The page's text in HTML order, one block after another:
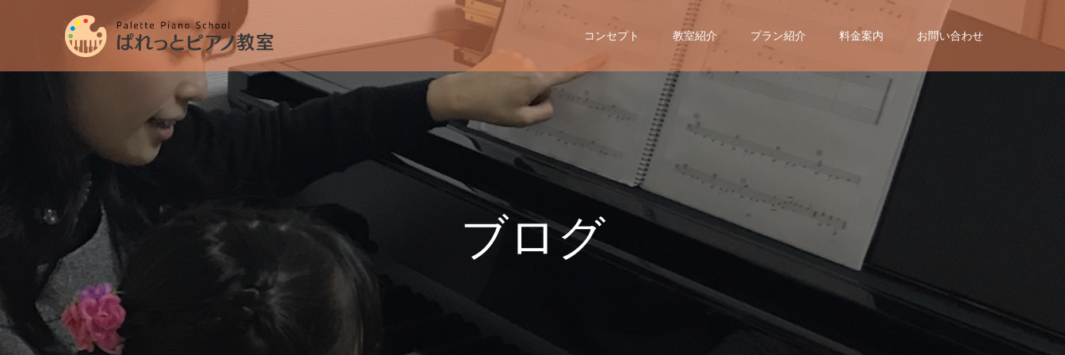
コンセプト 教室紹介 プラン紹介 料金案内 お問い合わせ
ブログ